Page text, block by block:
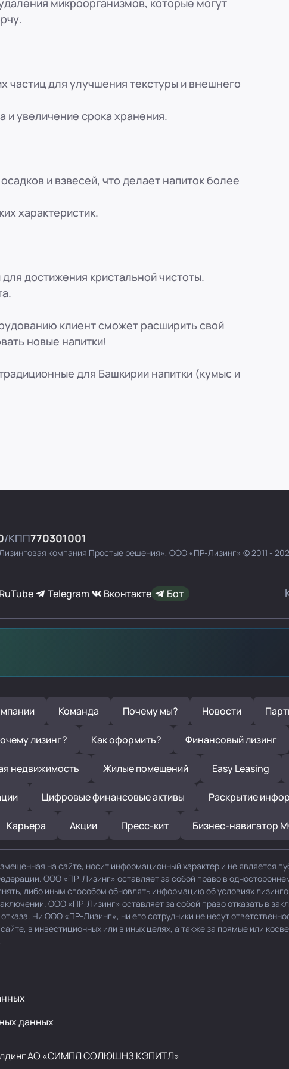
частиц для улучшения текстуры и внешнего
и увеличение срока хранения.
и взвесей, что делает напиток более
характеристик.
достижения кристальной чистоты.
клиент сможет расширить свой
новые напитки!
для Башкирии напитки (кумыс и
КПП770301001
компания Простые решения», ООО «ПР-Лизинг» © 2011 -
RuTube Telegram Вконтакте Бот
Команда Почему мы? Новости
лизинг? Как оформить? Финансовый лизинг
недвижимость Жилые помещений Easy Leasing
Цифровые финансовые активы Раскрытие
Карьера Акции Пресс-кит Бизнес-навигатор
на сайте, носит информационный характер и не является
ООО «ПР-Лизинг» оставляет за собой право в
либо иным способом обновлять информацию об условиях
ООО «ПР-Лизинг» оставляет за собой право отказать в
Ни ООО «ПР-Лизинг», ни его сотрудники не несут
в инвестиционных или в иных целях, а также за прямые или
данных
АО «СИМПЛ СОЛЮШНЗ КЭПИТЛ»